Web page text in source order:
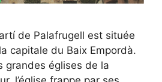
de Palafrugell est située
capitale du Baix Empordà.
grandes églises de la